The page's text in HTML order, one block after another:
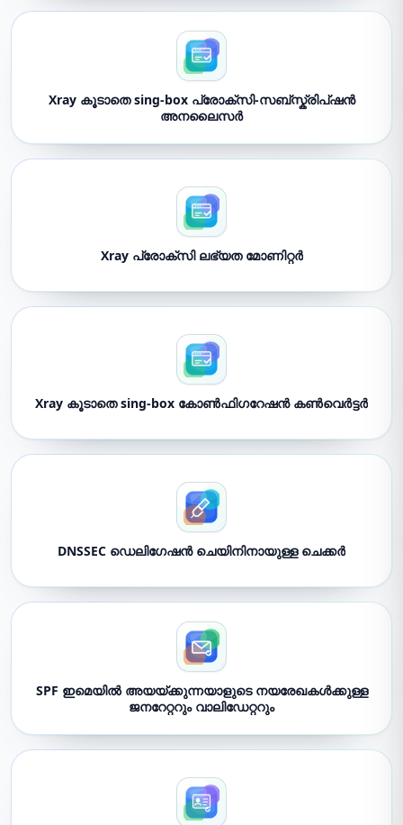
Xray കൂടാതെ sing-box പ്രോക്സി-സബ്സ്ക്രിപ്ഷൻ
അനലൈസർ
Xray പ്രോക്സി ലഭ്യത മോണിറ്റർ
Xray കൂടാതെ sing-box കോൺഫിഗറേഷൻ കൺവെർട്ടർ
DNSSEC ഡെലിഗേഷൻ ചെയിനിനായുള്ള ചെക്കർ
SPF ഇമെയിൽ അയയ്ക്കുന്നയാളുടെ നയരേഖകൾക്കുള്ള
ജനറേറ്ററും വാലിഡേറ്ററും